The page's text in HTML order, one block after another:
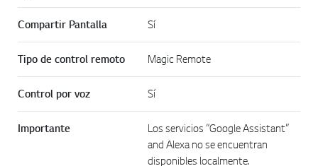
Compartir Pantalla Sí
Tipo de control remoto Magic Remote
Control por voz Sí
Importante
Los servicios “Google Assistant”
and Alexa no se encuentran
disponibles localmente.